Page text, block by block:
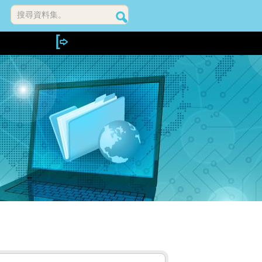
搜尋資料集。